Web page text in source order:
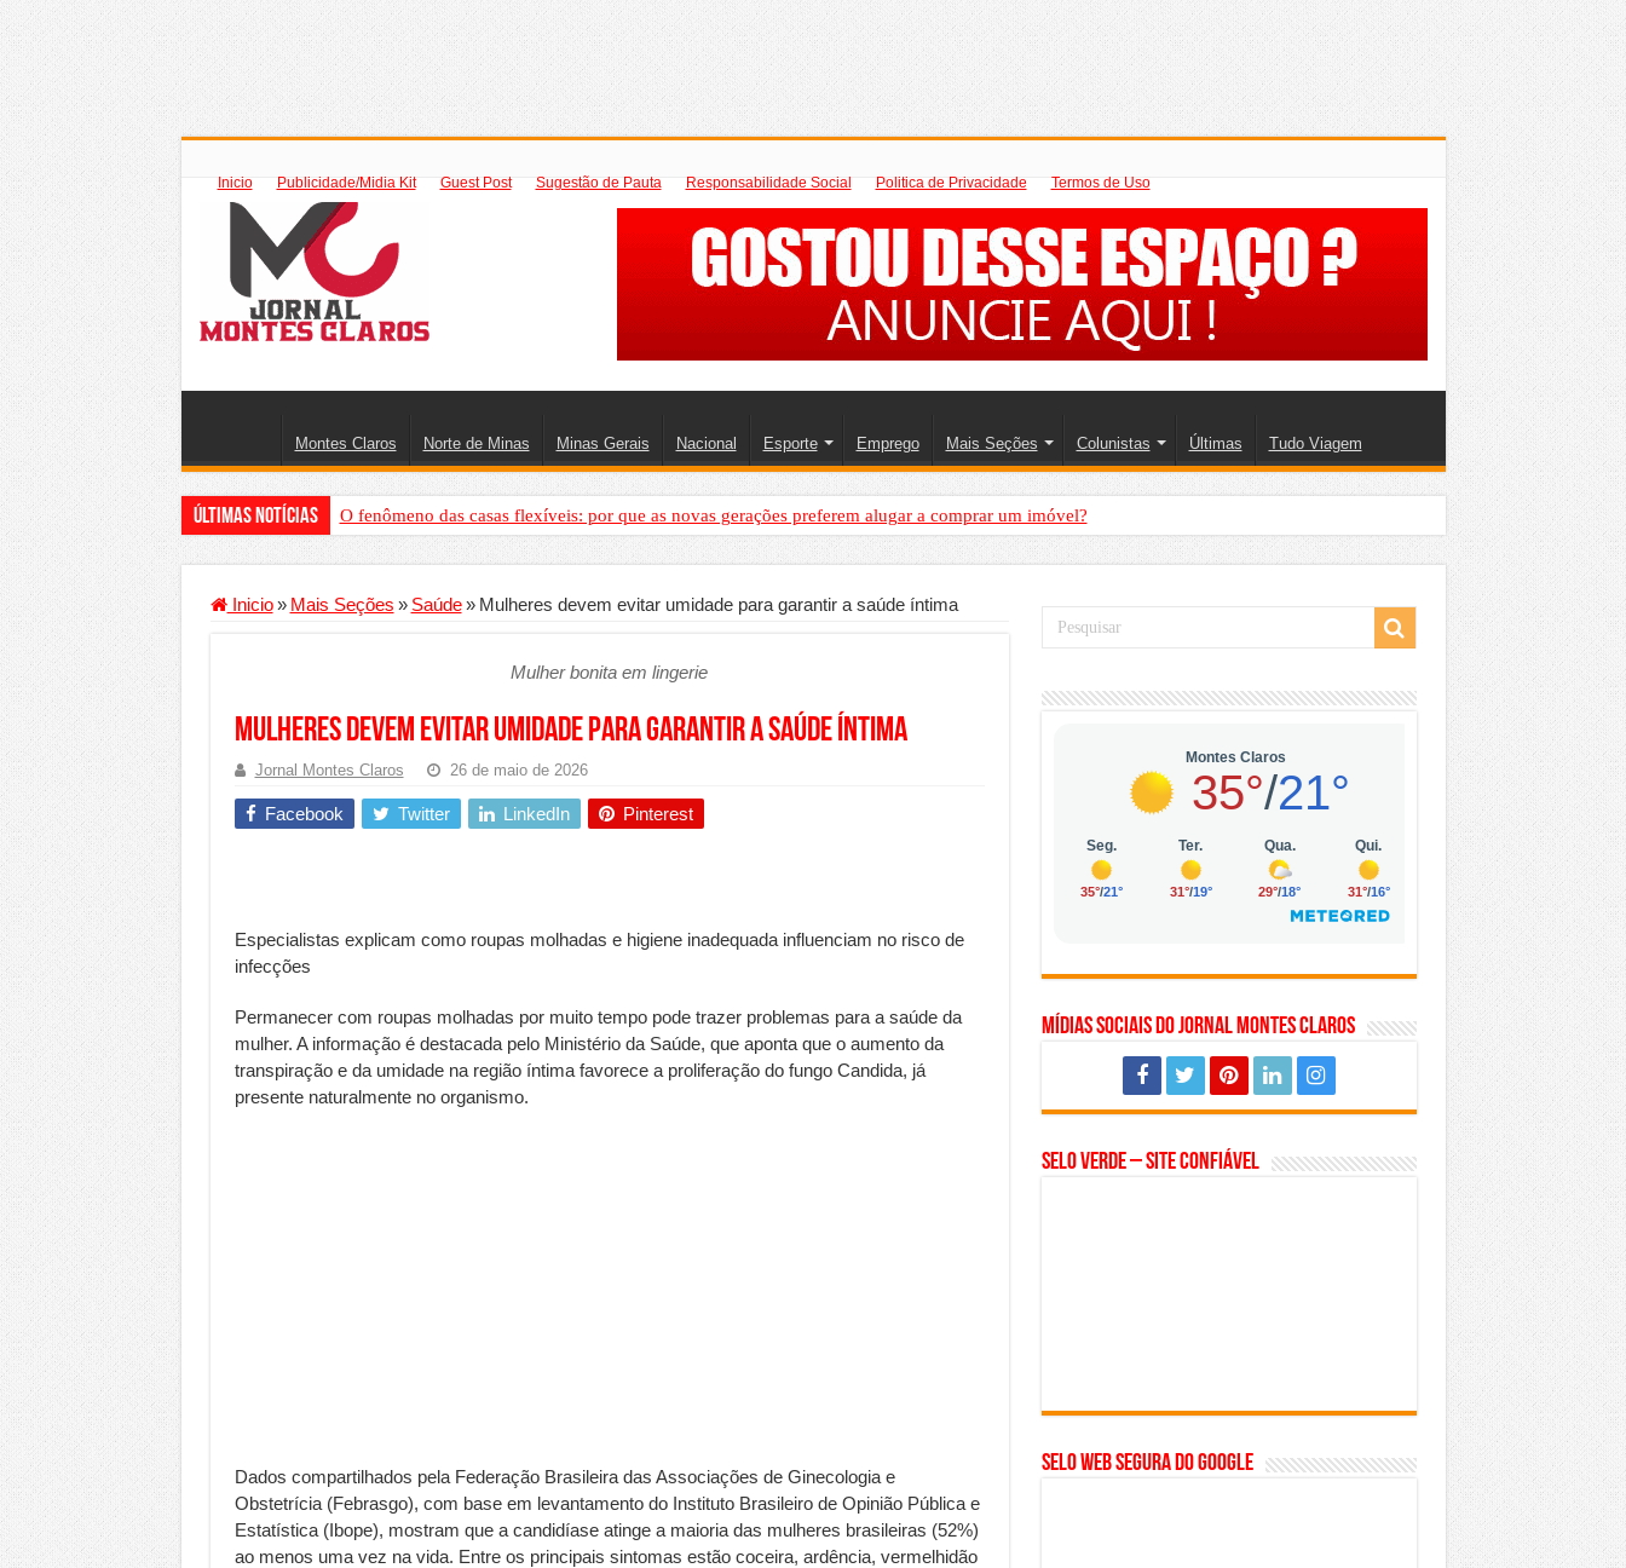
Inicio Publicidade/Midia Kit Guest Post Sugestão de Pauta Responsabilidade Social Politica de Privacidade Termos de Uso
Montes Claros Norte de Minas Minas Gerais Nacional Esporte Emprego Mais Seções Colunistas Últimas Tudo Viagem
Últimas Notícias O fenômeno das casas flexíveis: por que as novas gerações preferem alugar a comprar um imóvel?
Criador de Sites ou VPS: como saber a hora certa de evoluir sua infraestrutura digital
Conheça a melhor empresa de transfer passeios e traslados em Porto Seguro, Bahia
Mais da metade dos trabalhadores desconfia dos canais de denúncia das empresas
Comércio Interativo ganha força no Brasil com a chegada da VIVAMOMENTO ao polo empresarial da Vila Olímpia, em São Paulo
De economista a referência nacional: como Jaque Rosa ensina tarólogas a faturarem mais de R$ 10 mil no digital
Marcenaria sob medida: quando vale mais a pena investir em móveis personalizados?
Investimento em energia limpa chega para brasileiros: ZCT traz oportunidades de lucro seguro com solar, eólica e hidrogênio verde
Qualidade do produto e percepção do consumidor: como marcas evitam ruídos no mercado
O Crescimento da Influência de Especialistas Independentes
Inicio » Mais Seções » Saúde » Mulheres devem evitar umidade para garantir a saúde íntima
Mulher bonita em lingerie
Mulheres devem evitar umidade para garantir a saúde íntima
Jornal Montes Claros 26 de maio de 2026
Facebook Twitter LinkedIn Pinterest
Especialistas explicam como roupas molhadas e higiene inadequada influenciam no risco de
infecções
Permanecer com roupas molhadas por muito tempo pode trazer problemas para a saúde da
mulher. A informação é destacada pelo Ministério da Saúde, que aponta que o aumento da
transpiração e da umidade na região íntima favorece a proliferação do fungo Candida, já
presente naturalmente no organismo.
Dados compartilhados pela Federação Brasileira das Associações de Ginecologia e
Obstetrícia (Febrasgo), com base em levantamento do Instituto Brasileiro de Opinião Pública e
Estatística (Ibope), mostram que a candidíase atinge a maioria das mulheres brasileiras (52%)
ao menos uma vez na vida. Entre os principais sintomas estão coceira, ardência, vermelhidão
Mídias Sociais do Jornal Montes Claros
Selo Verde – Site Confiável
SELO WEB SEGURA do GOOGLE